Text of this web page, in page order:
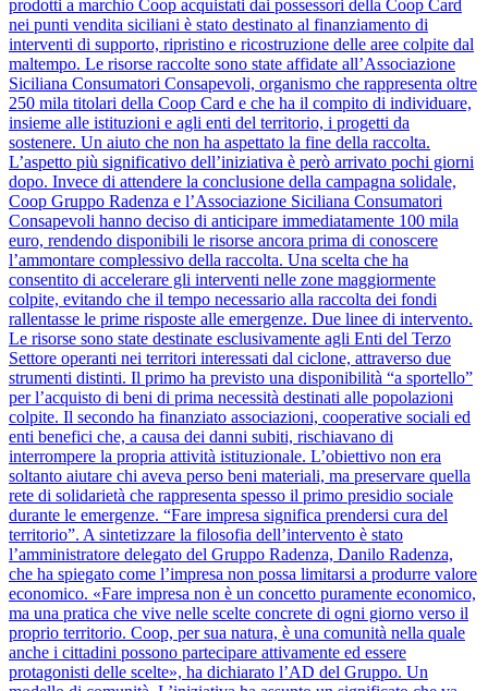
prodotti a marchio Coop acquistati dai possessori della Coop Card
nei punti vendita siciliani è stato destinato al finanziamento di
interventi di supporto, ripristino e ricostruzione delle aree colpite dal
maltempo. Le risorse raccolte sono state affidate all’Associazione
Siciliana Consumatori Consapevoli, organismo che rappresenta oltre
250 mila titolari della Coop Card e che ha il compito di individuare,
insieme alle istituzioni e agli enti del territorio, i progetti da
sostenere. Un aiuto che non ha aspettato la fine della raccolta.
L’aspetto più significativo dell’iniziativa è però arrivato pochi giorni
dopo. Invece di attendere la conclusione della campagna solidale,
Coop Gruppo Radenza e l’Associazione Siciliana Consumatori
Consapevoli hanno deciso di anticipare immediatamente 100 mila
euro, rendendo disponibili le risorse ancora prima di conoscere
l’ammontare complessivo della raccolta. Una scelta che ha
consentito di accelerare gli interventi nelle zone maggiormente
colpite, evitando che il tempo necessario alla raccolta dei fondi
rallentasse le prime risposte alle emergenze. Due linee di intervento.
Le risorse sono state destinate esclusivamente agli Enti del Terzo
Settore operanti nei territori interessati dal ciclone, attraverso due
strumenti distinti. Il primo ha previsto una disponibilità “a sportello”
per l’acquisto di beni di prima necessità destinati alle popolazioni
colpite. Il secondo ha finanziato associazioni, cooperative sociali ed
enti benefici che, a causa dei danni subiti, rischiavano di
interrompere la propria attività istituzionale. L’obiettivo non era
soltanto aiutare chi aveva perso beni materiali, ma preservare quella
rete di solidarietà che rappresenta spesso il primo presidio sociale
durante le emergenze. “Fare impresa significa prendersi cura del
territorio”. A sintetizzare la filosofia dell’intervento è stato
l’amministratore delegato del Gruppo Radenza, Danilo Radenza,
che ha spiegato come l’impresa non possa limitarsi a produrre valore
economico. «Fare impresa non è un concetto puramente economico,
ma una pratica che vive nelle scelte concrete di ogni giorno verso il
proprio territorio. Coop, per sua natura, è una comunità nella quale
anche i cittadini possono partecipare attivamente ed essere
protagonisti delle scelte», ha dichiarato l’AD del Gruppo. Un